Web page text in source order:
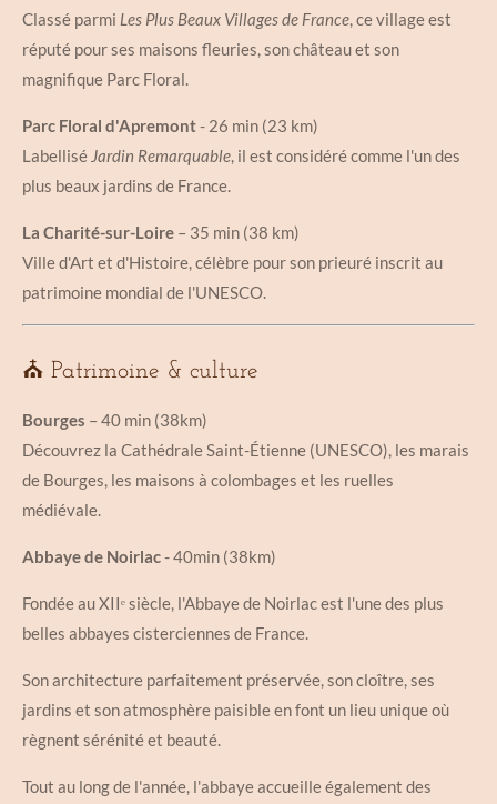
Classé parmi Les Plus Beaux Villages de France , ce village est
réputé pour ses maisons fleuries, son château et son
magnifique Parc Floral.
Parc Floral d'Apremont- 26 min (23 km)
Labellisé Jardin Remarquable , il est considéré comme l'un des
plus beaux jardins de France.
La Charité-sur-Loire – 35 min (38 km)
Ville d'Art et d'Histoire, célèbre pour son prieuré inscrit au
patrimoine mondial de l'UNESCO.
⛪ Patrimoine & culture
Bourges – 40 min (38km)
Découvrez la Cathédrale Saint-Étienne (UNESCO), les marais
de Bourges, les maisons à colombages et les ruelles
médiévale.
Abbaye de Noirlac- 40min (38km)
Fondée au XIIᵉ siècle, l'Abbaye de Noirlac est l'une des plus
belles abbayes cisterciennes de France.
Son architecture parfaitement préservée, son cloître, ses
jardins et son atmosphère paisible en font un lieu unique où
règnent sérénité et beauté.
Tout au long de l'année, l'abbaye accueille également des